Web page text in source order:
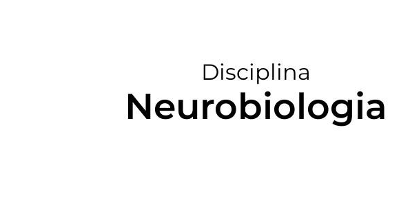
Disciplina
Neurobiologia